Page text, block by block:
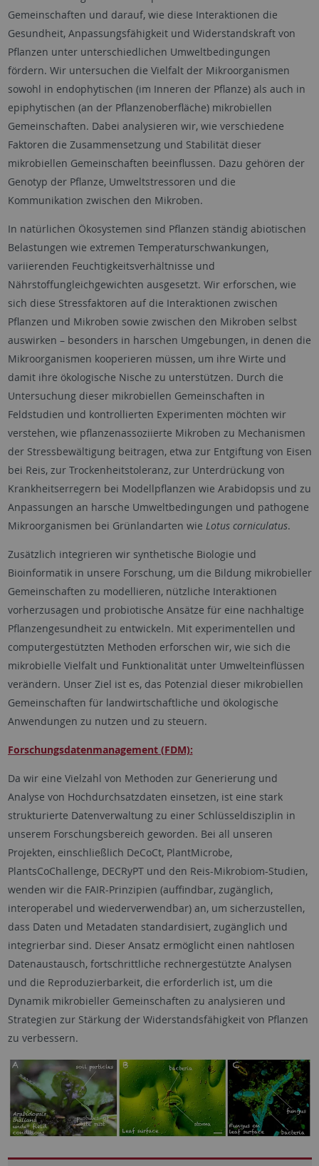
Gemeinschaften und darauf, wie diese Interaktionen die
Gesundheit, Anpassungsfähigkeit und Widerstandskraft von
Pflanzen unter unterschiedlichen Umweltbedingungen
fördern. Wir untersuchen die Vielfalt der Mikroorganismen
sowohl in endophytischen (im Inneren der Pflanze) als auch in
epiphytischen (an der Pflanzenoberfläche) mikrobiellen
Gemeinschaften. Dabei analysieren wir, wie verschiedene
Faktoren die Zusammensetzung und Stabilität dieser
mikrobiellen Gemeinschaften beeinflussen. Dazu gehören der
Genotyp der Pflanze, Umweltstressoren und die
Kommunikation zwischen den Mikroben.
In natürlichen Ökosystemen sind Pflanzen ständig abiotischen
Belastungen wie extremen Temperaturschwankungen,
variierenden Feuchtigkeitsverhältnisse und
Nährstoffungleichgewichten ausgesetzt. Wir erforschen, wie
sich diese Stressfaktoren auf die Interaktionen zwischen
Pflanzen und Mikroben sowie zwischen den Mikroben selbst
auswirken – besonders in harschen Umgebungen, in denen die
Mikroorganismen kooperieren müssen, um ihre Wirte und
damit ihre ökologische Nische zu unterstützen. Durch die
Untersuchung dieser mikrobiellen Gemeinschaften in
Feldstudien und kontrollierten Experimenten möchten wir
verstehen, wie pflanzenassoziierte Mikroben zu Mechanismen
der Stressbewältigung beitragen, etwa zur Entgiftung von Eisen
bei Reis, zur Trockenheitstoleranz, zur Unterdrückung von
Krankheitserregern bei Modellpflanzen wie Arabidopsis und zu
Anpassungen an harsche Umweltbedingungen und pathogene
Mikroorganismen bei Grünlandarten wie Lotus corniculatus.
Zusätzlich integrieren wir synthetische Biologie und
Bioinformatik in unsere Forschung, um die Bildung mikrobieller
Gemeinschaften zu modellieren, nützliche Interaktionen
vorherzusagen und probiotische Ansätze für eine nachhaltige
Pflanzengesundheit zu entwickeln. Mit experimentellen und
computergestützten Methoden erforschen wir, wie sich die
mikrobielle Vielfalt und Funktionalität unter Umwelteinflüssen
verändern. Unser Ziel ist es, das Potenzial dieser mikrobiellen
Gemeinschaften für landwirtschaftliche und ökologische
Anwendungen zu nutzen und zu steuern.
Forschungsdatenmanagement (FDM):
Da wir eine Vielzahl von Methoden zur Generierung und
Analyse von Hochdurchsatzdaten einsetzen, ist eine stark
strukturierte Datenverwaltung zu einer Schlüsseldisziplin in
unserem Forschungsbereich geworden. Bei all unseren
Projekten, einschließlich DeCoCt, PlantMicrobe,
PlantsCoChallenge, DECRyPT und den Reis-Mikrobiom-Studien,
wenden wir die FAIR-Prinzipien (auffindbar, zugänglich,
interoperabel und wiederverwendbar) an, um sicherzustellen,
dass Daten und Metadaten standardisiert, zugänglich und
integrierbar sind. Dieser Ansatz ermöglicht einen nahtlosen
Datenaustausch, fortschrittliche rechnergestützte Analysen
und die Reproduzierbarkeit, die erforderlich ist, um die
Dynamik mikrobieller Gemeinschaften zu analysieren und
Strategien zur Stärkung der Widerstandsfähigkeit von Pflanzen
zu verbessern.